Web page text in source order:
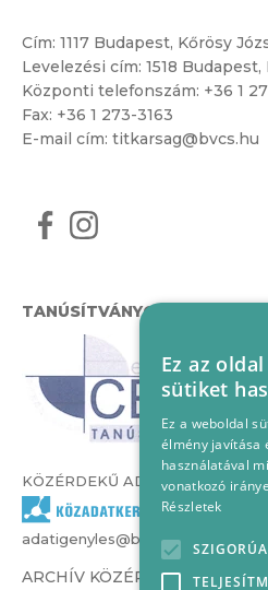
Cím: 1117 Budapest, Kőrösy
Levelezési cím: 1518 Budapest,
Központi telefonszám: +36 1
Fax: +36 1 273-3163
E-mail cím: titkarsag@bvcs.hu
TANÚSÍTVÁNYOK
KÖZÉRDEKŰ ADATOK
adatigenyles@bvcs.hu
ARCHÍV KÖZÉRDEKŰ ADATOK
Ez az
sütiket
Ez a weboldal
élmény javítása
használatával
vonatkozó
Részletek